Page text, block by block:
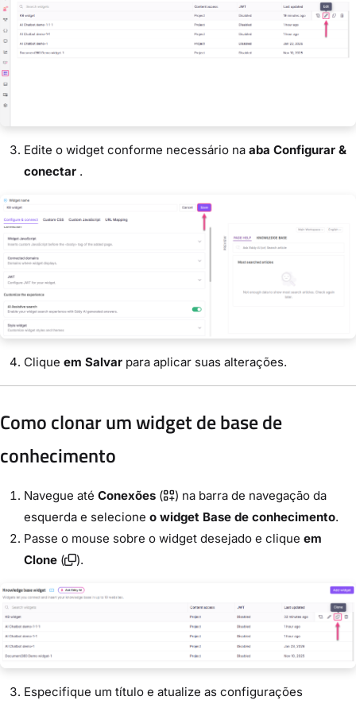
Edite o widget conforme necessário na aba Configurar &
conectar .
Clique em Salvar para aplicar suas alterações.
Como clonar um widget de base de
conhecimento
Navegue até Conexões (
) na barra de navegação da
esquerda e selecione o widget Base de conhecimento.
Passe o mouse sobre o widget desejado e clique em
Clone ( ).
Especifique um título e atualize as configurações